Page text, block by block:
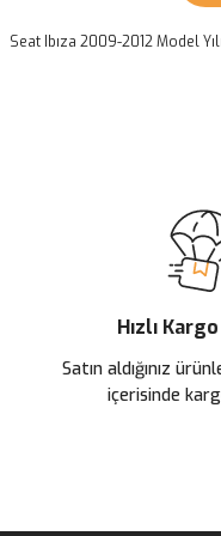
Seat Ibıza 2009-2012 Model
Ürün açıklamasında
Ürün bilgilerinde hatalar
Ürün fiyatı diğer sitelerden
Bu ürüne benzer farklı
Hızlı
Satın aldığınız
içerisinde